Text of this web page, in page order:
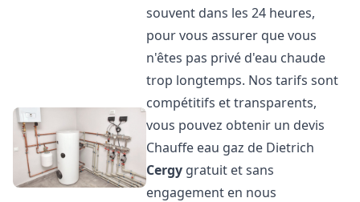
souvent dans les 24 heures,
pour vous assurer que vous
n'êtes pas privé d'eau chaude
trop longtemps. Nos tarifs sont
compétitifs et transparents,
vous pouvez obtenir un devis
Chauffe eau gaz de Dietrich
Cergy gratuit et sans
engagement en nous